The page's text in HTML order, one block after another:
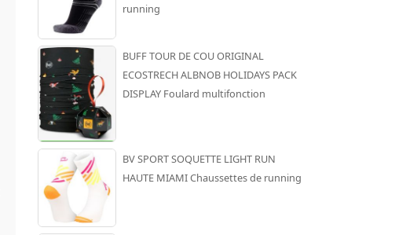
running
BUFF TOUR DE COU ORIGINAL
ECOSTRECH ALBNOB HOLIDAYS PACK
DISPLAY Foulard multifonction
BV SPORT SOQUETTE LIGHT RUN
HAUTE MIAMI Chaussettes de running